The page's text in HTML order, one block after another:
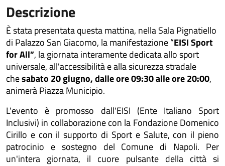
Descrizione
È stata presentata questa mattina, nella Sala Pignatiello
di Palazzo San Giacomo, la manifestazione “EISI Sport
for All”, la giornata interamente dedicata allo sport
universale, all'accessibilità e alla sicurezza stradale
chesabato 20 giugno, dalle ore 09:30 alle ore 20:00,
animerà Piazza Municipio.
L'evento è promosso dall'EISI (Ente Italiano Sport
Inclusivi) in collaborazione con la Fondazione Domenico
Cirillo e con il supporto di Sport e Salute, con il pieno
patrocinio e sostegno del Comune di Napoli. Per
un'intera giornata, il cuore pulsante della città si